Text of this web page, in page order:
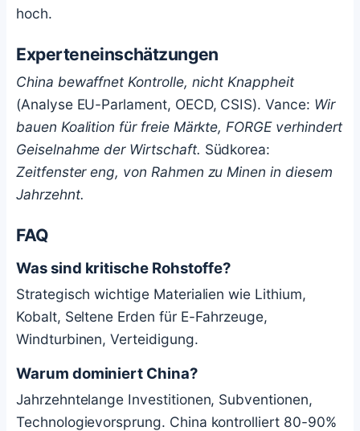
hoch.
Experteneinschätzungen
China bewaffnet Kontrolle, nicht Knappheit
(Analyse EU-Parlament, OECD, CSIS). Vance: Wir
bauen Koalition für freie Märkte, FORGE verhindert
Geiselnahme der Wirtschaft. Südkorea:
Zeitfenster eng, von Rahmen zu Minen in diesem
Jahrzehnt.
FAQ
Was sind kritische Rohstoffe?
Strategisch wichtige Materialien wie Lithium,
Kobalt, Seltene Erden für E-Fahrzeuge,
Windturbinen, Verteidigung.
Warum dominiert China?
Jahrzehntelange Investitionen, Subventionen,
Technologievorsprung. China kontrolliert 80-90%